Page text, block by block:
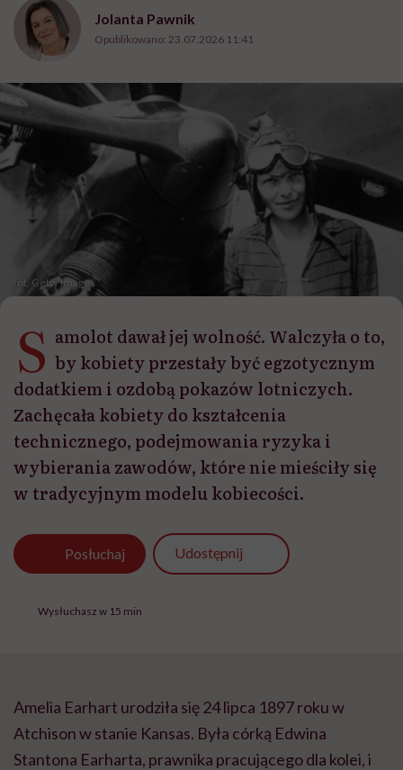
Jolanta Pawnik
Opublikowano: 23.07.2026 11:41
fot. Getty Images
S amolot dawał jej wolność. Walczyła o to,
by kobiety przestały być egzotycznym
dodatkiem i ozdobą pokazów lotniczych.
Zachęcała kobiety do kształcenia
technicznego, podejmowania ryzyka i
wybierania zawodów, które nie mieściły się
w tradycyjnym modelu kobiecości.
Posłuchaj Udostępnij
Wysłuchasz w 15 min
Amelia Earhart urodziła się 24 lipca 1897 roku w
Atchison w stanie Kansas. Była córką Edwina
Stantona Earharta, prawnika pracującego dla kolei, i